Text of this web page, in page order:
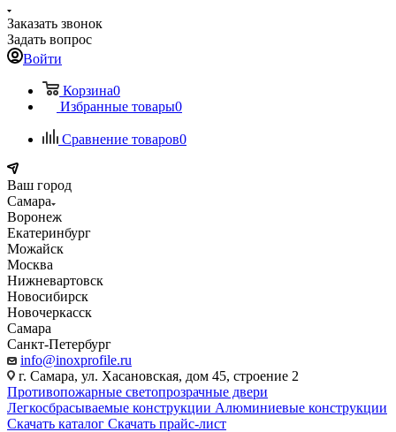
Заказать звонок
Задать вопрос
Войти
Корзина0
Избранные товары0
Сравнение товаров0
Ваш город
Самара
Воронеж
Екатеринбург
Можайск
Москва
Нижневартовск
Новосибирск
Новочеркасск
Самара
Санкт-Петербург
info@inoxprofile.ru
г. Самара, ул. Хасановская, дом 45, строение 2
Противопожарные светопрозрачные двери
Легкосбрасываемые конструкции Алюминиевые конструкции
Скачать каталог Скачать прайс-лист